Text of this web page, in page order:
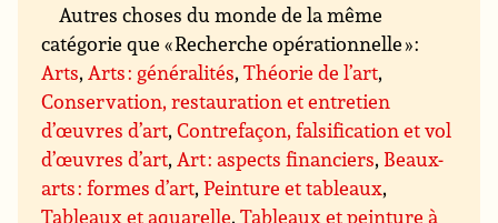
Autres choses du monde de la même
catégorie que « Recherche opérationnelle » :
Arts,Arts : généralités,Théorie de l’art,
Conservation, restauration et entretien
d’œuvres d’art,Contrefaçon, falsification et vol
d’œuvres d’art,Art : aspects financiers, Beaux-
arts : formes d’art,Peinture et tableaux,
Tableaux et aquarelle,Tableaux et peinture à